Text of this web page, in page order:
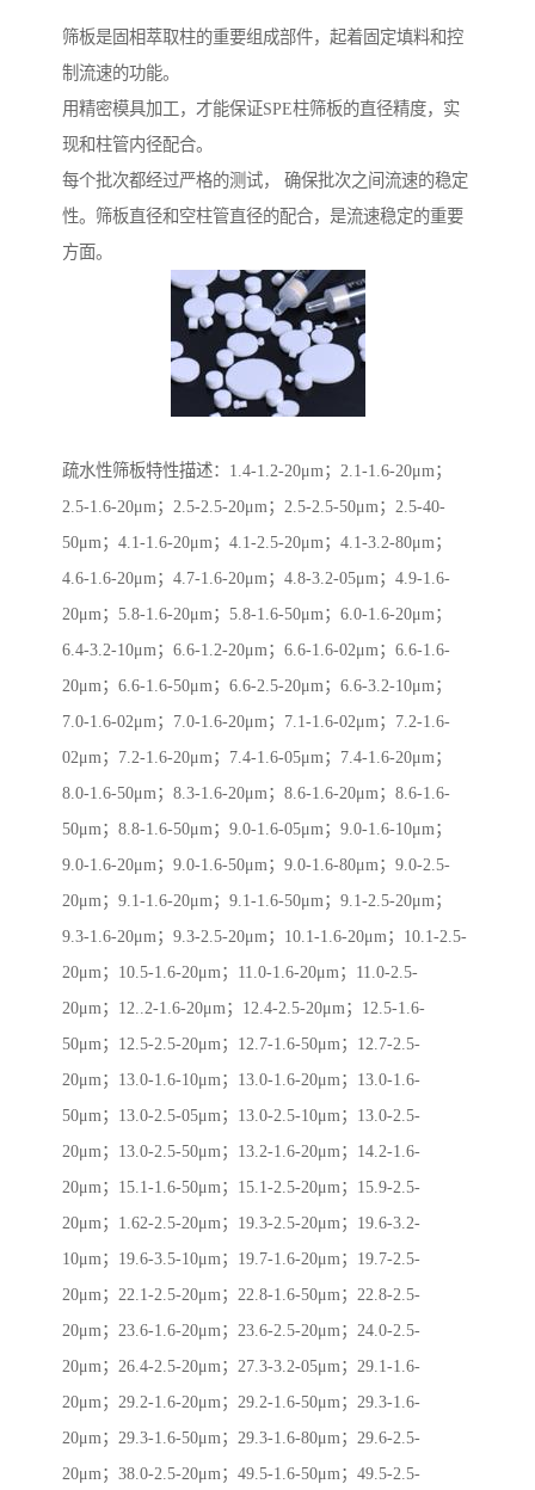
筛板是固相萃取柱的重要组成部件，起着固定填料和控
制流速的功能。
用精密模具加工，才能保证SPE柱筛板的直径精度，实
现和柱管内径配合。
每个批次都经过严格的测试， 确保批次之间流速的稳定
性。筛板直径和空柱管直径的配合，是流速稳定的重要
方面。
疏水性筛板特性描述：1.4-1.2-20μm；2.1-1.6-20μm；
2.5-1.6-20μm；2.5-2.5-20μm；2.5-2.5-50μm；2.5-40-
50μm；4.1-1.6-20μm；4.1-2.5-20μm；4.1-3.2-80μm；
4.6-1.6-20μm；4.7-1.6-20μm；4.8-3.2-05μm；4.9-1.6-
20μm；5.8-1.6-20μm；5.8-1.6-50μm；6.0-1.6-20μm；
6.4-3.2-10μm；6.6-1.2-20μm；6.6-1.6-02μm；6.6-1.6-
20μm；6.6-1.6-50μm；6.6-2.5-20μm；6.6-3.2-10μm；
7.0-1.6-02μm；7.0-1.6-20μm；7.1-1.6-02μm；7.2-1.6-
02μm；7.2-1.6-20μm；7.4-1.6-05μm；7.4-1.6-20μm；
8.0-1.6-50μm；8.3-1.6-20μm；8.6-1.6-20μm；8.6-1.6-
50μm；8.8-1.6-50μm；9.0-1.6-05μm；9.0-1.6-10μm；
9.0-1.6-20μm；9.0-1.6-50μm；9.0-1.6-80μm；9.0-2.5-
20μm；9.1-1.6-20μm；9.1-1.6-50μm；9.1-2.5-20μm；
9.3-1.6-20μm；9.3-2.5-20μm；10.1-1.6-20μm；10.1-2.5-
20μm；10.5-1.6-20μm；11.0-1.6-20μm；11.0-2.5-
20μm；12..2-1.6-20μm；12.4-2.5-20μm；12.5-1.6-
50μm；12.5-2.5-20μm；12.7-1.6-50μm；12.7-2.5-
20μm；13.0-1.6-10μm；13.0-1.6-20μm；13.0-1.6-
50μm；13.0-2.5-05μm；13.0-2.5-10μm；13.0-2.5-
20μm；13.0-2.5-50μm；13.2-1.6-20μm；14.2-1.6-
20μm；15.1-1.6-50μm；15.1-2.5-20μm；15.9-2.5-
20μm；1.62-2.5-20μm；19.3-2.5-20μm；19.6-3.2-
10μm；19.6-3.5-10μm；19.7-1.6-20μm；19.7-2.5-
20μm；22.1-2.5-20μm；22.8-1.6-50μm；22.8-2.5-
20μm；23.6-1.6-20μm；23.6-2.5-20μm；24.0-2.5-
20μm；26.4-2.5-20μm；27.3-3.2-05μm；29.1-1.6-
20μm；29.2-1.6-20μm；29.2-1.6-50μm；29.3-1.6-
20μm；29.3-1.6-50μm；29.3-1.6-80μm；29.6-2.5-
20μm；38.0-2.5-20μm；49.5-1.6-50μm；49.5-2.5-